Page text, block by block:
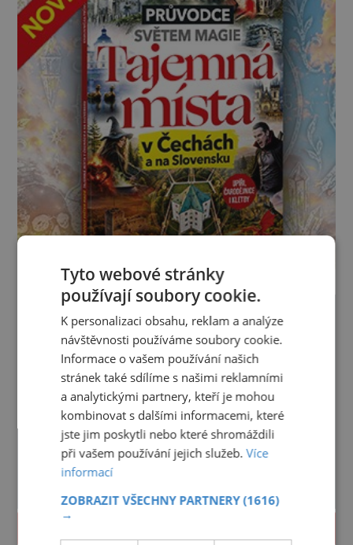
Tyto webové stránky
používají soubory cookie.
K personalizaci obsahu, reklam a analýze
návštěvnosti používáme soubory cookie.
Informace o vašem používání našich
stránek také sdílíme s našimi reklamními
a analytickými partnery, kteří je mohou
kombinovat s dalšími informacemi, které
jste jim poskytli nebo které shromáždili
při vašem používání jejich služeb.Více
informací
ZOBRAZIT VŠECHNY PARTNERY(1616)
→